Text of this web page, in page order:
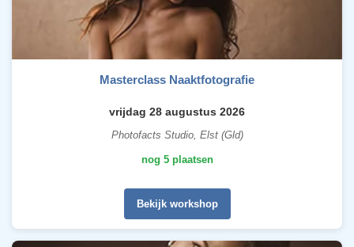
Masterclass Naaktfotografie
vrijdag 28 augustus 2026
Photofacts Studio, Elst (Gld)
nog 5 plaatsen
Bekijk workshop